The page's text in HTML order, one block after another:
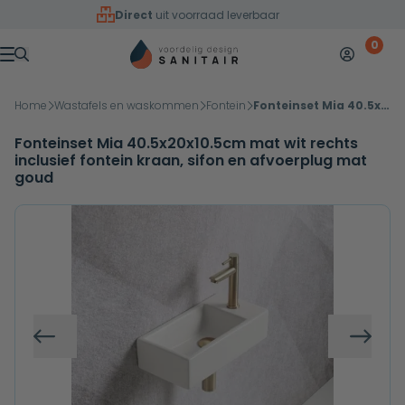
Overslaan naar inhoud
Direct uit voorraad leverbaar
Menu
Mijn 0
Home Wastafels en waskommen Fontein Fonteinset Mia 40.5x20x10.5cm mat wit rechts inclusief fontein kraan, sifon en afvoerplug mat goud
Fonteinset Mia 40.5x20x10.5cm mat wit rechts
inclusief fontein kraan, sifon en afvoerplug mat
goud
Vorige